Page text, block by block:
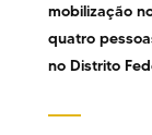
mobilização
quatro
no Distrito